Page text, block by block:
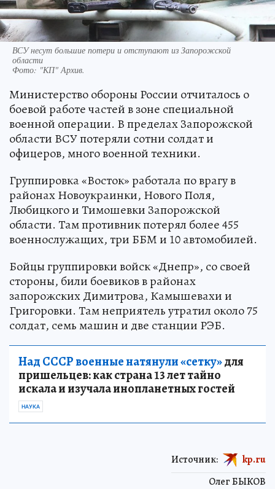
ВСУ несут большие потери и отступают из Запорожской
области
Фото: "КП" Архив.
Министерство обороны России отчиталось о
боевой работе частей в зоне специальной
военной операции. В пределах Запорожской
области ВСУ потеряли сотни солдат и
офицеров, много военной техники.
Группировка «Восток» работала по врагу в
районах Новоукраинки, Нового Поля,
Любицкого и Тимошевки Запорожской
области. Там противник потерял более 455
военнослужащих, три ББМ и 10 автомобилей.
Бойцы группировки войск «Днепр», со своей
стороны, били боевиков в районах
запорожских Димитрова, Камышевахи и
Григоровки. Там неприятель утратил около 75
солдат, семь машин и две станции РЭБ.
Над СССР военные натянули «сетку»для
пришельцев: как страна 13 лет тайно
искала и изучала инопланетных гостей
НАУКА
Олег БЫКОВ
Источник: kp.ru